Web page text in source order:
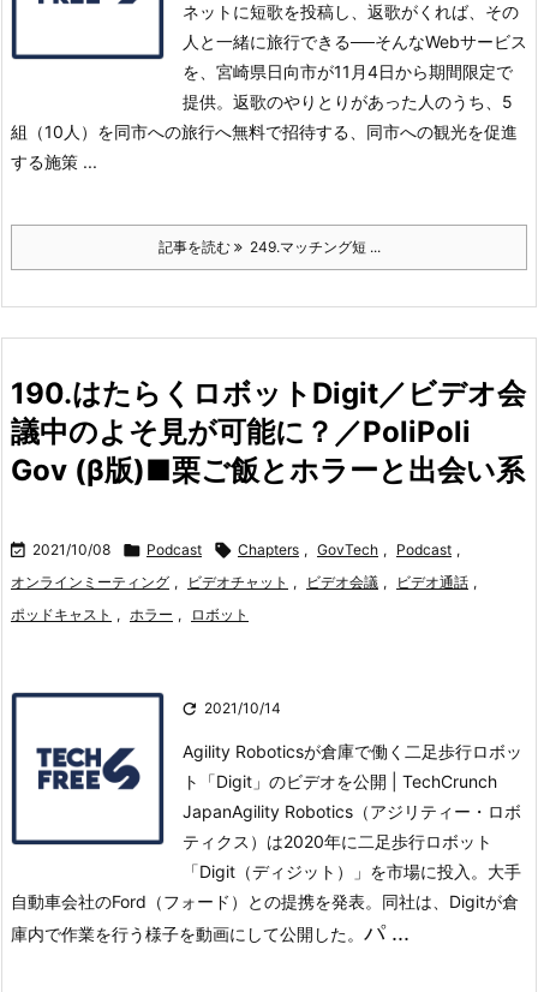
ネットに短歌を投稿し、返歌がくれば、その
人と一緒に旅行できる──そんなWebサービス
を、宮崎県日向市が11月4日から期間限定で
提供。 返歌のやりとりがあった人のうち、5
組（10人）を同市への旅行へ無料で招待する、同市への観光を促進
する施策 ...
記事を読む 249.マッチング短 ...
190.はたらくロボットDigit／ビデオ会
議中のよそ見が可能に？／PoliPoli
Gov (β版)■栗ご飯とホラーと出会い系
 2021/10/08  Podcast  Chapters , GovTech , Podcast ,
オンラインミーティング , ビデオチャット , ビデオ会議 , ビデオ通話 ,
ポッドキャスト , ホラー , ロボット
 2021/10/14
Agility Roboticsが倉庫で働く二足歩行ロボッ
ト「Digit」のビデオを公開 | TechCrunch
JapanAgility Robotics（アジリティー・ロボ
ティクス）は2020年に二足歩行ロボット
「Digit（ディジット）」を市場に投入。大手
自動車会社のFord（フォード）との提携を発表。 同社は、Digitが倉
庫内で作業を行う様子を動画にして公開した。 パ ...